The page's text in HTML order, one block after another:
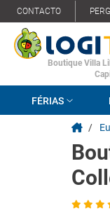
CONTACTO
Boutique Villa
FÉRIAS
/